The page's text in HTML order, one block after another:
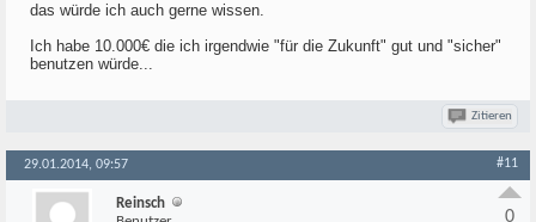
das würde ich auch gerne wissen.
Ich habe 10.000€ die ich irgendwie "für die Zukunft" gut und "sicher"
benutzen würde...
Zitieren
29.01.2014, 09:57 #11
Reinsch
0